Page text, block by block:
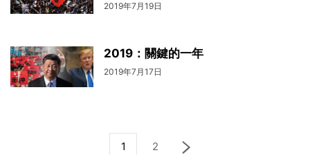
2019年7月19日
2019：關鍵的一年
2019年7月17日
1 2